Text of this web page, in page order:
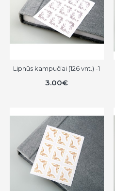
Lipnūs kampučiai (126 vnt.) -1
3.00€